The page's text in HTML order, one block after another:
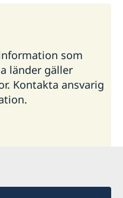
som
länder gäller
Kontakta ansvarig